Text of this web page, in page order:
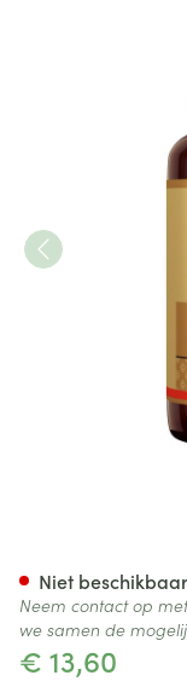
€ 13,60
Niet beschikbaar
Neem contact op
we samen de